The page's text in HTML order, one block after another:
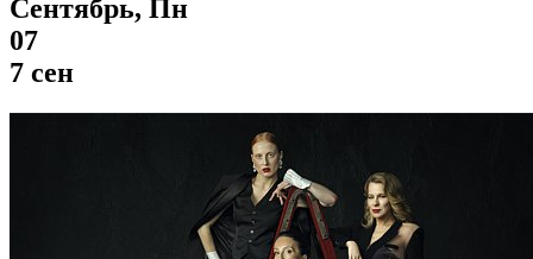
Сентябрь, Пн
07
7 сен